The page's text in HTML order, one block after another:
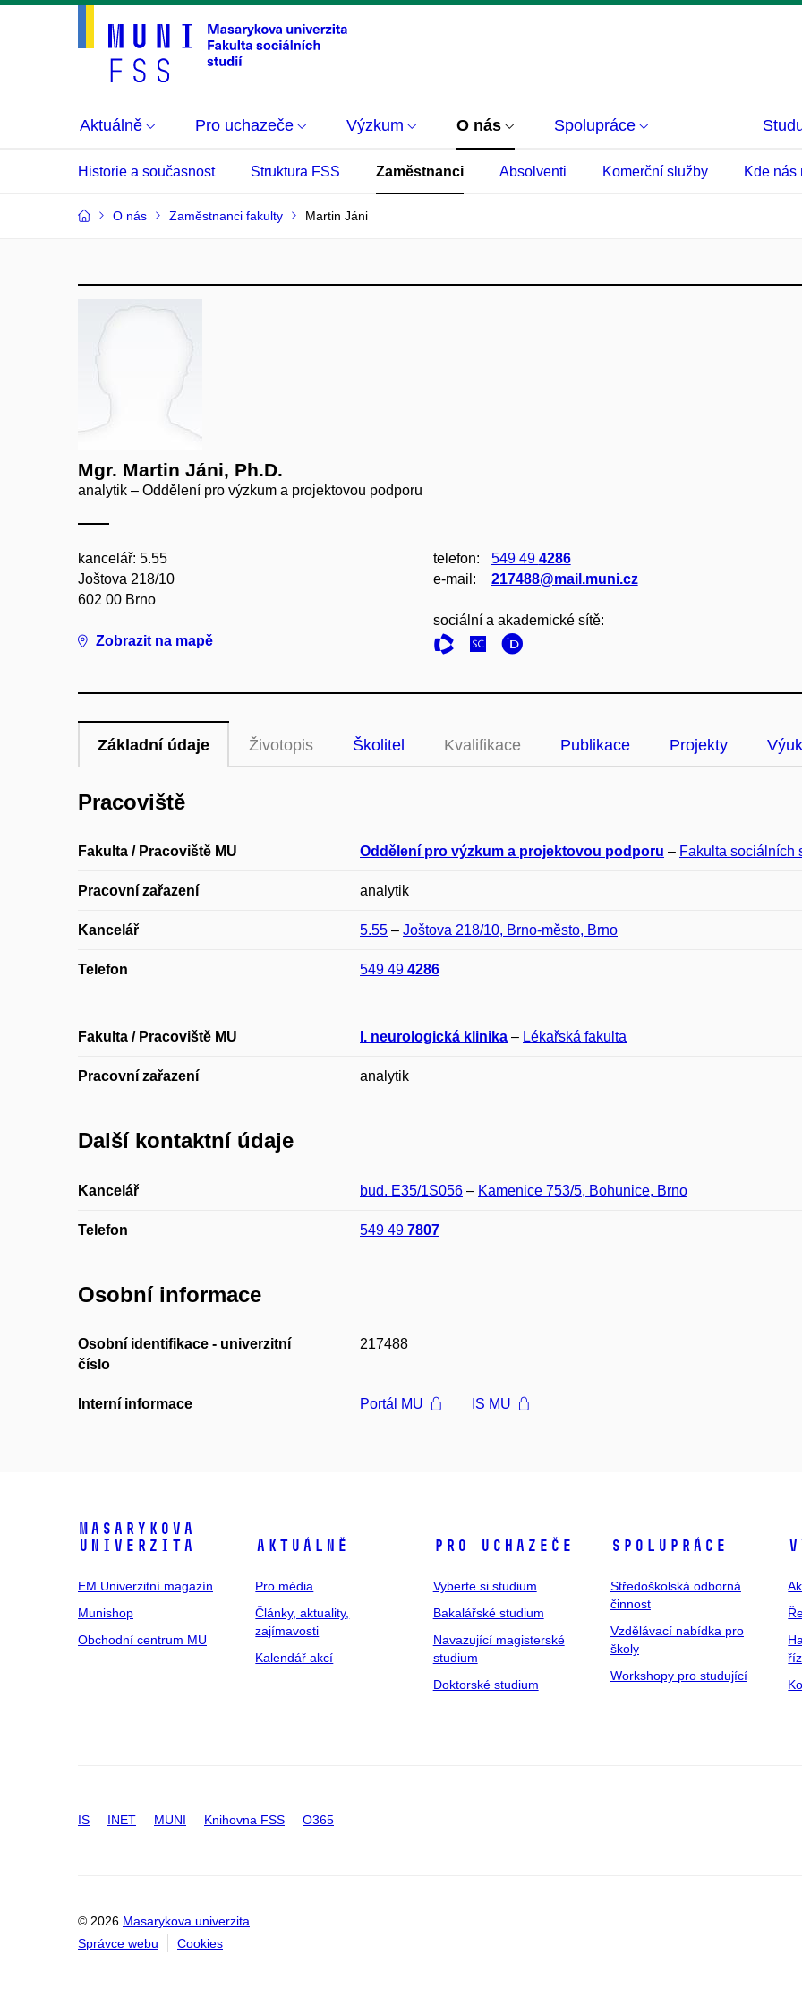
Aktuálně Pro uchazeče Výzkum O nás Spolupráce
Historie a současnost Struktura FSS Zaměstnanci Absolventi Komerční služby Kde nás
O nás Zaměstnanci fakulty Martin Jáni
Mgr. Martin Jáni, Ph.D.
analytik – Oddělení pro výzkum a projektovou podporu
kancelář: 5.55
Joštova 218/10
602 00 Brno
Zobrazit na mapě
telefon: 549 49 4286
e‑mail:
217488@mail.muni.cz
sociální a akademické sítě:
Základní údaje Životopis Školitel Kvalifikace Publikace Projekty
Pracoviště
Fakulta / Pracoviště MU Oddělení pro výzkum a projektovou podporu – Fakulta sociálních
Pracovní zařazení analytik
Kancelář 5.55 – Joštova 218/10, Brno-město, Brno
Telefon 549 49 4286
Fakulta / Pracoviště MU I. neurologická klinika – Lékařská fakulta
Pracovní zařazení analytik
Další kontaktní údaje
Kancelář bud. E35/1S056 – Kamenice 753/5, Bohunice, Brno
Telefon 549 49 7807
Osobní informace
Osobní identifikace - univerzitní
číslo
217488
Interní informace Portál MU IS MU
Masarykova
univerzita
EM Univerzitní magazín
Munishop
Obchodní centrum MU
Aktuálně
Pro média
Články, aktuality,
zajímavosti
Kalendář akcí
Pro uchazeče
Vyberte si studium
Bakalářské studium
Navazující magisterské
studium
Doktorské studium
Spolupráce
Středoškolská odborná
činnost
Vzdělávací nabídka pro
školy
Workshopy pro studující
IS INET MUNI Knihovna FSS O365
© 2026 Masarykova univerzita
Správce webu
Cookies